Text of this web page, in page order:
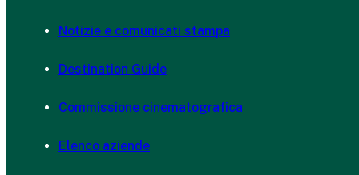
Notizie e comunicati stampa
Destination Guide
Commissione cinematografica
Elenco aziende